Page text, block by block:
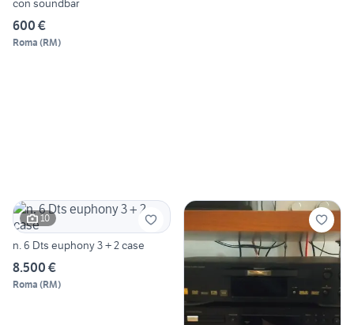
con soundbar
600 €
Roma (RM)
10
n. 6 Dts euphony 3 + 2 case
8.500 €
Roma (RM)